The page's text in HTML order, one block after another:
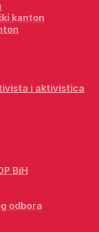
kanton
i aktivistica
BiH
odbora